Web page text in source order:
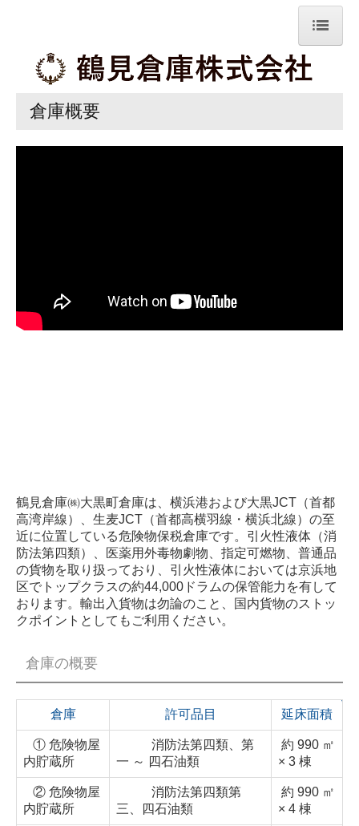
ホーム
倉庫概要
倉庫概要
鶴見倉庫㈱大黒町倉庫は、横浜港および大黒JCT（首都
高湾岸線）、生麦JCT（首都高横羽線・横浜北線）の至
近に位置している危険物保税倉庫です。引火性液体（消
防法第四類）、医薬用外毒物劇物、指定可燃物、普通品
の貨物を取り扱っており、引火性液体においては京浜地
区でトップクラスの約44,000ドラムの保管能力を有して
おります。輸出入貨物は勿論のこと、国内貨物のストッ
クポイントとしてもご利用ください。
倉庫の概要
倉庫 許可品目 延床面積
① 危険物屋
内貯蔵所
消防法第四類、第
一 ～ 四石油類
約 990 ㎡
× 3 棟
② 危険物屋
内貯蔵所
消防法第四類第
三、四石油類
約 990 ㎡
× 4 棟